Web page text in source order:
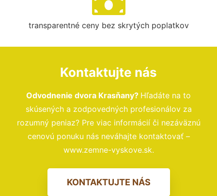
transparentné ceny bez skrytých poplatkov
Kontaktujte nás
Odvodnenie dvora Krasňany? Hľadáte na to
skúsených a zodpovedných profesionálov za
rozumný peniaz? Pre viac informácií či nezáväznú
cenovú ponuku nás neváhajte kontaktovať –
www.zemne-vyskove.sk.
KONTAKTUJTE NÁS